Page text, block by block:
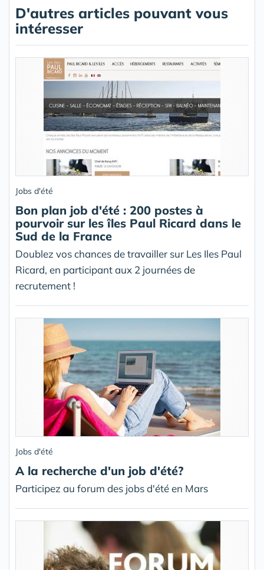
D'autres articles pouvant vous
intéresser
Jobs d'été
Bon plan job d'été : 200 postes à
pourvoir sur les îles Paul Ricard dans le
Sud de la France
Doublez vos chances de travailler sur Les Iles Paul
Ricard, en participant aux 2 journées de
recrutement !
Jobs d'été
A la recherche d'un job d'été?
Participez au forum des jobs d'été en Mars